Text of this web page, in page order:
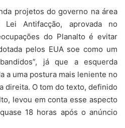
projetos do governo na área
Antifacção, aprovada no
do Planalto é evitar
pelos EUA soe como um
já que a esquerda
a uma postura mais leniente no
direita. O tom do texto, definido
levou em conta esse aspecto
18 horas após o anúncio